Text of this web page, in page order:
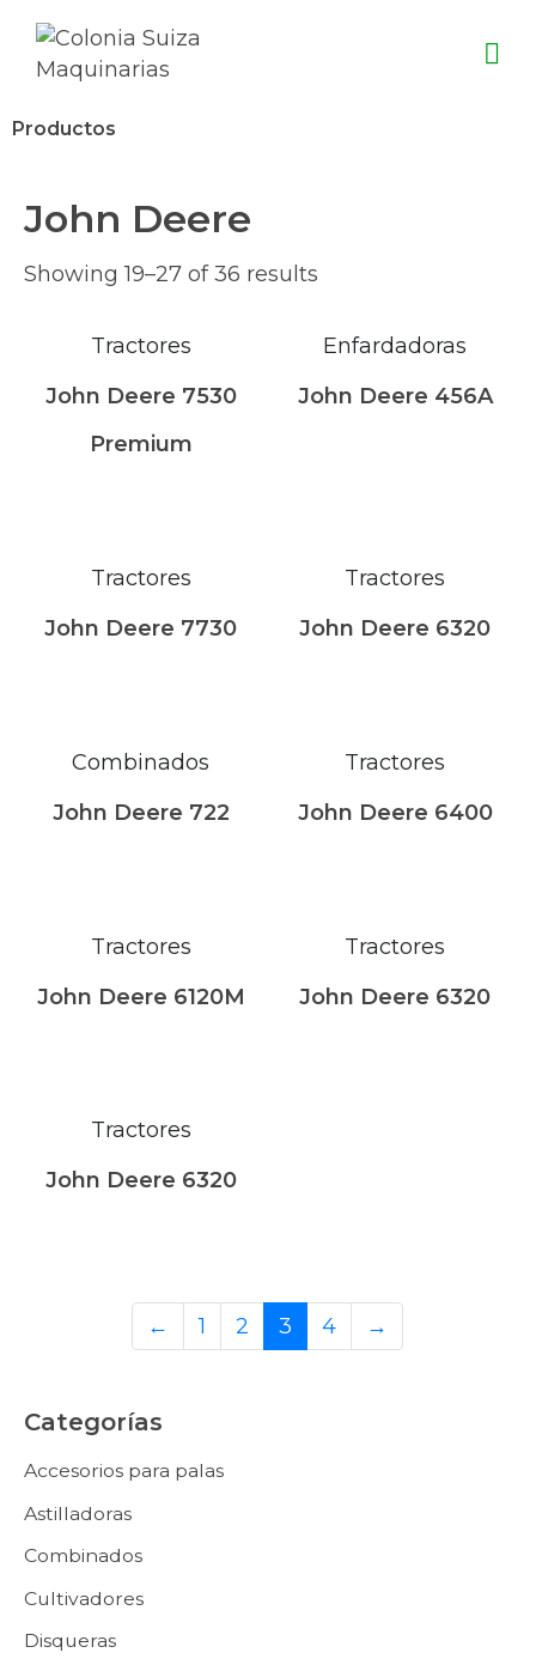
Productos
John Deere
Showing 19–27 of 36 results
Tractores
John Deere 7530
Premium
Enfardadoras
John Deere 456A
Tractores
John Deere 7730
Tractores
John Deere 6320
Combinados
John Deere 722
Tractores
John Deere 6400
Tractores
John Deere 6120M
Tractores
John Deere 6320
Tractores
John Deere 6320
← 1 2 3 4 →
Categorías
Accesorios para palas
Astilladoras
Combinados
Cultivadores
Disqueras